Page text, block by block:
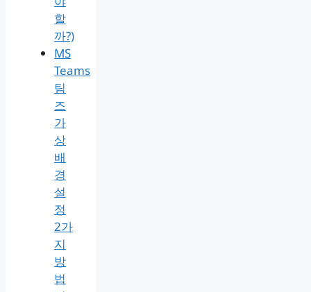
할
까?)
MS
Teams
팀
즈
가
상
배
경
설
정
2가
지
방
법